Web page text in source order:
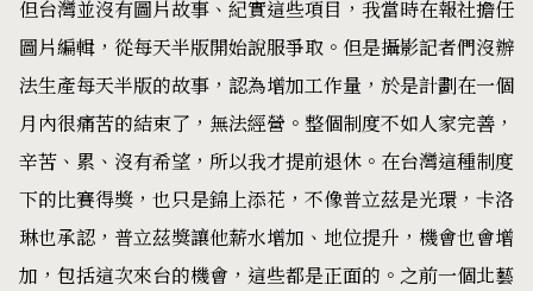
但台灣並沒有圖片故事、紀實這些項目，我當時在報社擔任
圖片編輯，從每天半版開始說服爭取。但是攝影記者們沒辦
法生產每天半版的故事，認為增加工作量，於是計劃在一個
月內很痛苦的結束了，無法經營。整個制度不如人家完善，
辛苦、累、沒有希望，所以我才提前退休。在台灣這種制度
下的比賽得獎，也只是錦上添花，不像普立茲是光環，卡洛
琳也承認，普立茲獎讓他薪水增加、地位提升，機會也會增
加，包括這次來台的機會，這些都是正面的。之前一個北藝